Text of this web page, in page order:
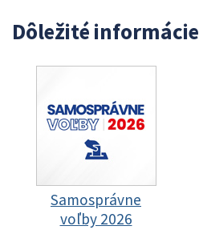
Dôležité informácie
Samosprávne
voľby 2026